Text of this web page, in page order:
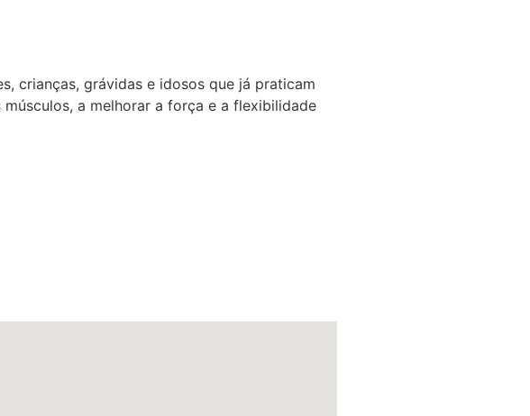
crianças, grávidas e idosos que já praticam
a melhorar a força e a flexibilidade